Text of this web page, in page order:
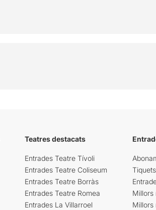
Teatres destacats
Entrades Teatre Tívoli
Entrades Teatre Coliseum
Entrades Teatre Borràs
Entrades Teatre Romea
Entrades La Villarroel
Millors
Millors